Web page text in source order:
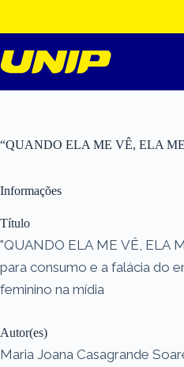
o
conteúdo
“QUANDO ELA ME VÊ, ELA
Informações
Título
"QUANDO ELA ME VÊ, ELA
para consumo e a falácia do
feminino na mídia
Autor(es)
Maria Joana Casagrande